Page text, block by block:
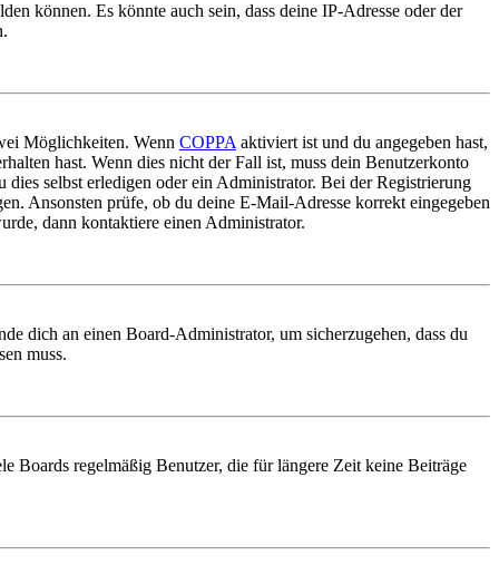
können. Es könnte auch sein, dass deine IP-Adresse oder der
Möglichkeiten. Wenn COPPA aktiviert ist und du angegeben hast,
hast. Wenn dies nicht der Fall ist, muss dein Benutzerkonto
selbst erledigen oder ein Administrator. Bei der Registrierung
Ansonsten prüfe, ob du deine E-Mail-Adresse korrekt eingegeben
dann kontaktiere einen Administrator.
dich an einen Board-Administrator, um sicherzugehen, dass du
muss.
Boards regelmäßig Benutzer, die für längere Zeit keine Beiträge